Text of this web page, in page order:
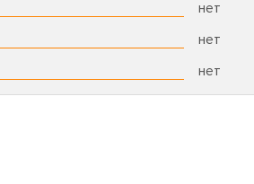
нет
нет
нет